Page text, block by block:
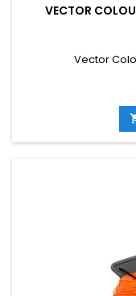
VECTOR
Vector